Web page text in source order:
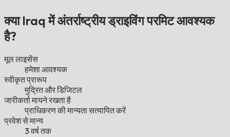
क्या Iraq में अंतर्राष्ट्रीय ड्राइविंग परमिट आवश्यक
है?
मूल लाइसेंस
हमेशा आवश्यक
स्वीकृत प्रारूप
मुद्रित और डिजिटल
जारीकर्ता मायने रखता है
प्राधिकरण की मान्यता सत्यापित करें
प्रवेश से मान्य
3 वर्ष तक